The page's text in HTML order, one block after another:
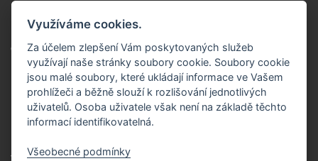
Reklamace zboží
Obchodní podmínky
Doprava a platba
Kontakty
Kontakt
Město
Email: xx@xxx.cz
Využíváme cookies.
Za účelem zlepšení Vám poskytovaných služeb
využívají naše stránky soubory cookie. Soubory cookie
jsou malé soubory, které ukládají informace ve Vašem
prohlížeči a běžně slouží k rozlišování jednotlivých
uživatelů. Osoba uživatele však není na základě těchto
informací identifikovatelná.
Všeobecné podmínky